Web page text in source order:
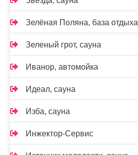
Зелёная Поляна, база отдыха
Зеленый грот, сауна
Иванор, автомойка
Идеал, сауна
Изба, сауна
Инжектор-Сервис